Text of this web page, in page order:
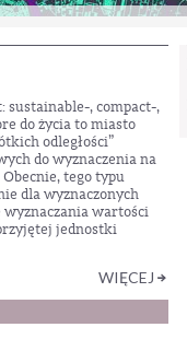
odległości od
miejsc
abonenta zmienia
dostępność
Badawczy VCITYLAB
Miejskich m.st.